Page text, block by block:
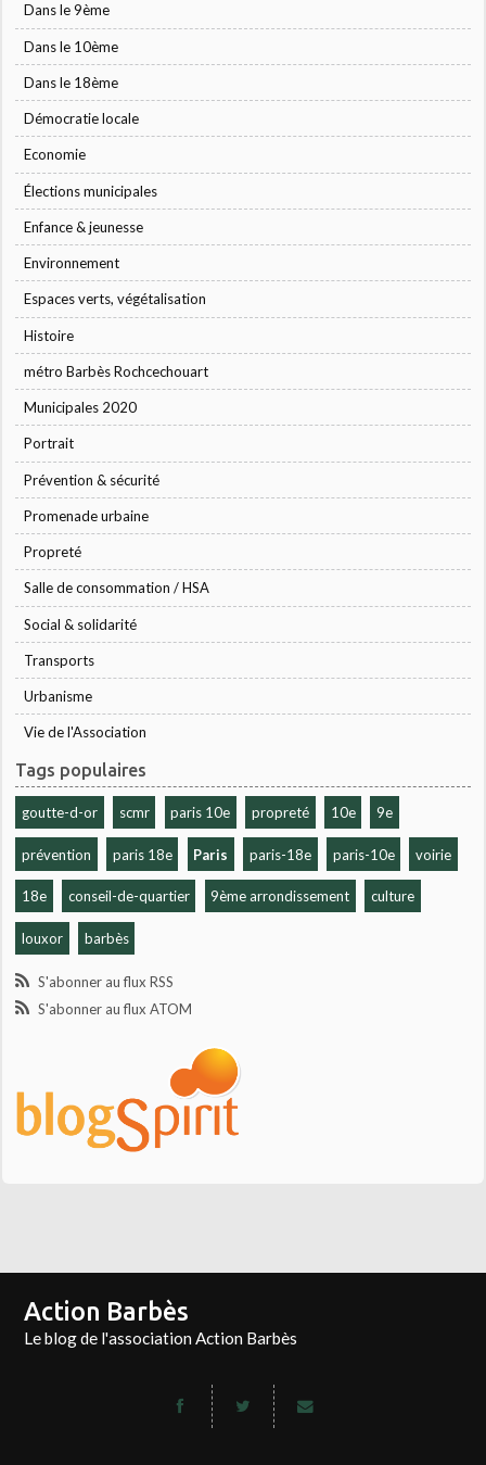
Dans le 9ème
Dans le 10ème
Dans le 18ème
Démocratie locale
Economie
Élections municipales
Enfance & jeunesse
Environnement
Espaces verts, végétalisation
Histoire
métro Barbès Rochcechouart
Municipales 2020
Portrait
Prévention & sécurité
Promenade urbaine
Propreté
Salle de consommation / HSA
Social & solidarité
Transports
Urbanisme
Vie de l'Association
Tags populaires
goutte-d-or scmr paris 10e propreté 10e 9e
prévention paris 18e Paris paris-18e paris-10e voirie
18e conseil-de-quartier 9ème arrondissement culture
louxor barbès
S'abonner au flux RSS
S'abonner au flux ATOM
Action Barbès
Le blog de l'association Action Barbès